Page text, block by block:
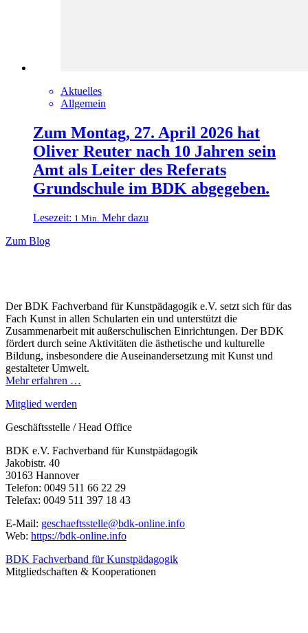
Aktuelles
Allgemein
Zum Montag, 27. April 2026 hat
Oliver Reuter nach 10 Jahren sein
Amt als Leiter des Referats
Grundschule im BDK abgegeben.
Lesezeit: 1 Min. Mehr dazu
Zum Blog
Der BDK Fachverband für Kunstpädagogik e.V. setzt sich für das
Fach Kunst in allen Schularten ein und unterstützt die
Zusammenarbeit mit außerschulischen Einrichtungen. Der BDK
fördert durch seine Aktivitäten die ästhetische und kulturelle
Bildung, insbesondere die Auseinandersetzung mit Kunst und
gestalteter Umwelt.
Mehr erfahren …
Mitglied werden
Geschäftsstelle / Head Office
BDK e.V. Fachverband für Kunstpädagogik
Jakobistr. 40
30163 Hannover
Telefon: 0049 511 66 22 29
Telefax: 0049 511 397 18 43
E-Mail: geschaeftsstelle@bdk-online.info
Web: https://bdk-online.info
BDK Fachverband für Kunstpädagogik
Mitgliedschaften & Kooperationen